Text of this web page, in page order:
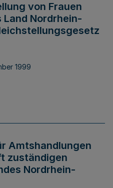
von Frauen
Nordrhein-
1999
Amtshandlungen
zuständigen
Nordrhein-